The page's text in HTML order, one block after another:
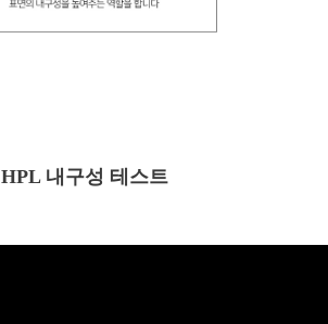
HPL 내구성 테스트